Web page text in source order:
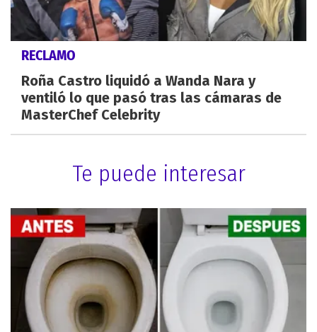
RECLAMO
Roña Castro liquidó a Wanda Nara y
ventiló lo que pasó tras las cámaras de
MasterChef Celebrity
Te puede interesar